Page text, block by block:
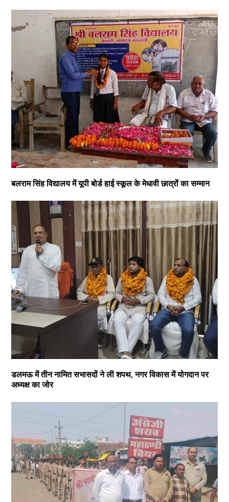
बलराम सिंह विद्यालय में यूपी बोर्ड हाई स्कूल के मेधावी छात्रों का सम्मान
डलमऊ में तीन नामित सभासदों ने ली शपथ, नगर विकास में योगदान पर
अध्यक्ष का जोर